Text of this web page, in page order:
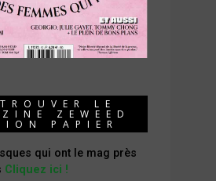
LE
ZEWEED
PAPIER
qui ont le mag près
Cliquez ici !